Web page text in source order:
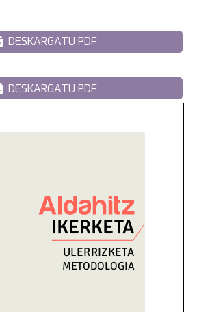
DESKARGATU PDF
DESKARGATU PDF